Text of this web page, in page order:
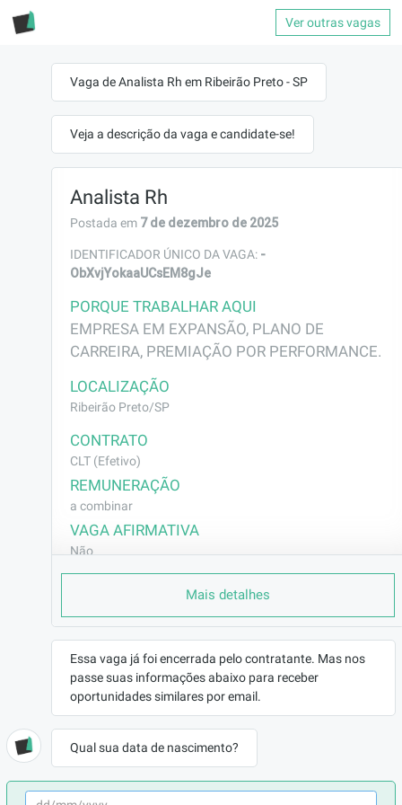
Ver outras vagas
Vaga de Analista Rh em Ribeirão Preto - SP
Veja a descrição da vaga e candidate-se!
Analista Rh
Postada em 7 de dezembro de 2025
IDENTIFICADOR ÚNICO DA VAGA: -
ObXvjYokaaUCsEM8gJe
PORQUE TRABALHAR AQUI
EMPRESA EM EXPANSÃO, PLANO DE
CARREIRA, PREMIAÇÃO POR PERFORMANCE.
LOCALIZAÇÃO
Ribeirão Preto/SP
CONTRATO
CLT (Efetivo)
REMUNERAÇÃO
a combinar
VAGA AFIRMATIVA
Não
RAMO DE ATUAÇÃO
Indústria/Siderurgia/Mineração
BENEFÍCIOS
DESCRIÇÃO
ROTINA RH
CONTRATACAO ADMISSAO
FOLHA PAGAMENTO
Mais detalhes
Essa vaga já foi encerrada pelo contratante. Mas nos
passe suas informações abaixo para receber
oportunidades similares por email.
Qual sua data de nascimento?